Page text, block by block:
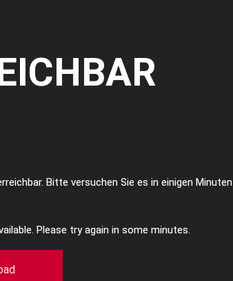
Bitte versuchen Sie es in einigen Minuten
Please try again in some minutes.